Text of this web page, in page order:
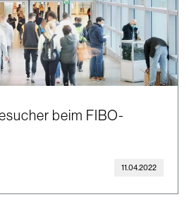
beim FIBO-
11.04.2022